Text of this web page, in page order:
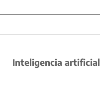
Inteligencia artificial